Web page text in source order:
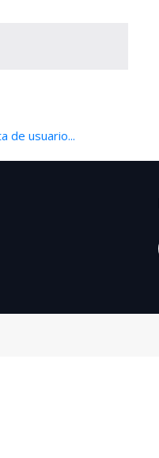
de usuario...